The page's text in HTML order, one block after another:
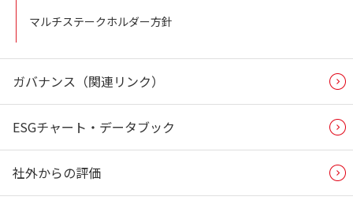
マルチステークホルダー方針
ガバナンス（関連リンク）
ESGチャート・データブック
社外からの評価